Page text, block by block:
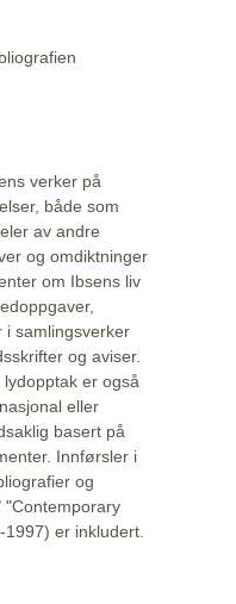
verker på
både som
av andre
og omdiktninger
om Ibsens liv
i samlingsverker
og aviser.
er også
eller
basert på
Innførsler i
og
"Contemporary
er inkludert.